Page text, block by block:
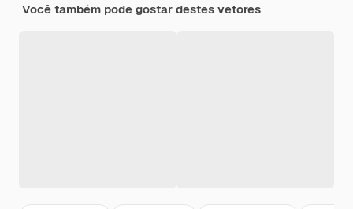
Você também pode gostar destes vetores